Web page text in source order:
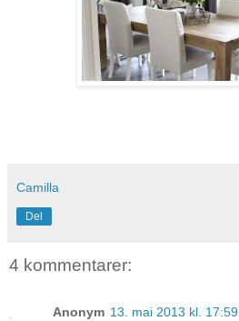
Camilla
Del
4 kommentarer:
Anonym 13. mai 2013 kl. 17:59